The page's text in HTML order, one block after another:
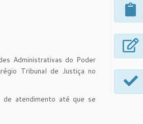
Administrativas do Poder
Tribunal de Justiça no
de atendimento até que se